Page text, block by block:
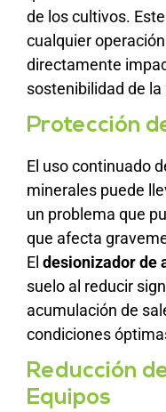
de los cultivos.
cualquier
directamente
sostenibilidad de
Protección
El uso continuado
minerales puede
un problema que
que afecta
El desionizador de
suelo al reducir
acumulación de
condiciones
Reducción
Equipos